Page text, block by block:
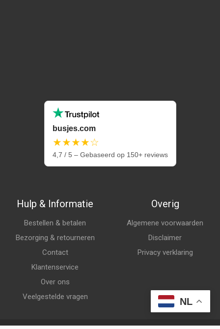
busjes.com
★★★★☆
4,7 / 5 – Gebaseerd op 150+ reviews
Hulp & Informatie
Bestellen & betalen
Bezorging & retourneren
Contact
Klantenservice
Over ons
Veelgestelde vragen
Overig
Algemene voorwaarden
Disclaimer
Privacy verklaring
NL